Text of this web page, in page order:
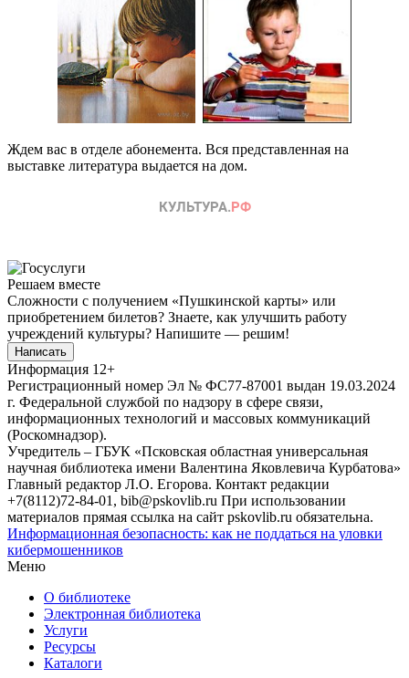
Ждем вас в отделе абонемента. Вся представленная на
выставке литература выдается на дом.
Решаем вместе
Сложности с получением «Пушкинской карты» или
приобретением билетов? Знаете, как улучшить работу
учреждений культуры? Напишите — решим!
Написать
Информация 12+
Регистрационный номер Эл № ФС77-87001 выдан 19.03.2024
г. Федеральной службой по надзору в сфере связи,
информационных технологий и массовых коммуникаций
(Роскомнадзор).
Учредитель – ГБУК «Псковская областная универсальная
научная библиотека имени Валентина Яковлевича Курбатова»
Главный редактор Л.О. Егорова. Контакт редакции
+7(8112)72-84-01, bib@pskovlib.ru При использовании
материалов прямая ссылка на сайт pskovlib.ru обязательна.
Информационная безопасность: как не поддаться на уловки
кибермошенников
Меню
О библиотеке
Электронная библиотека
Услуги
Ресурсы
Каталоги